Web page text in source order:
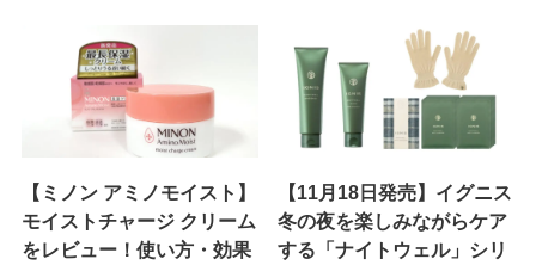
【ミノン アミノモイスト】
モイストチャージ クリーム
をレビュー！使い方・効果
【11月18日発売】イグニス
冬の夜を楽しみながらケア
する「ナイトウェル」シリ